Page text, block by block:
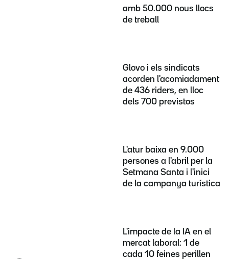
amb 50.000 nous llocs
de treball
Glovo i els sindicats
acorden l'acomiadament
de 436 riders, en lloc
dels 700 previstos
L'atur baixa en 9.000
persones a l'abril per la
Setmana Santa i l'inici
de la campanya turística
L'impacte de la IA en el
mercat laboral: 1 de
cada 10 feines perillen